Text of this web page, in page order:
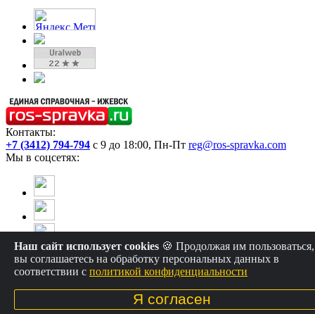
Контакты:
+7 (3412) 794-794 с 9 до 18:00, Пн-Пт reg@ros-spravka.com
Мы в соцсетях:
Единая справочная, 2010-2025г. ©
Наш сайт использует cookies 🍪 Продолжая им пользоваться,
вы соглашаетесь на обработку персональных данных в
соответствии с политикой конфиденциальности
Я согласен